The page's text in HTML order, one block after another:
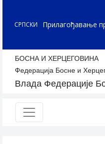
СРПСКИ Прилагођавање
БОСНА И ХЕРЦЕГОВИНА
Федерација Босне и
Влада Федерације